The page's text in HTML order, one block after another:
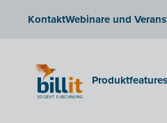
KontaktWebinare und
Produktfeatures